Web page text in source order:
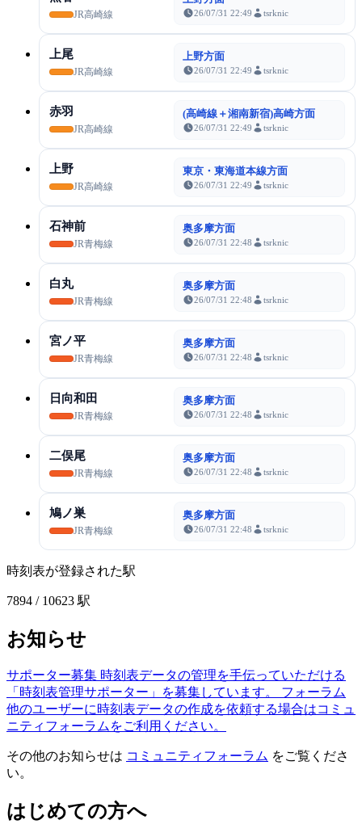
JR高崎線 26/07/31 22:49 tsrknic
上尾
JR高崎線
上野方面
26/07/31 22:49 tsrknic
赤羽
JR高崎線
(高崎線＋湘南新宿)高崎方面
26/07/31 22:49 tsrknic
上野
JR高崎線
東京・東海道本線方面
26/07/31 22:49 tsrknic
石神前
JR青梅線
奥多摩方面
26/07/31 22:48 tsrknic
白丸
JR青梅線
奥多摩方面
26/07/31 22:48 tsrknic
宮ノ平
JR青梅線
奥多摩方面
26/07/31 22:48 tsrknic
日向和田
JR青梅線
奥多摩方面
26/07/31 22:48 tsrknic
二俣尾
JR青梅線
奥多摩方面
26/07/31 22:48 tsrknic
鳩ノ巣
JR青梅線
奥多摩方面
26/07/31 22:48 tsrknic
時刻表が登録された駅
7894 / 10623 駅
お知らせ
サポーター募集 時刻表データの管理を手伝っていただける
「時刻表管理サポーター」を募集しています。
フォーラム
他のユーザーに時刻表データの作成を依頼する場合はコミュ
ニティフォーラムをご利用ください。
その他のお知らせは コミュニティフォーラム をご覧くださ
い。
はじめての方へ